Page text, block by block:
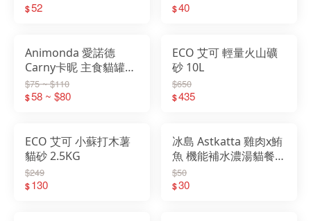
$52 $40
Animonda 愛諾德
Carny卡昵 主食貓罐頭
200g 阿曼達
$75 ~ $110
$58 ~ $80
ECO 艾可 輕量火山礦
砂 10L
$650
$435
ECO 艾可 小蘇打木薯
貓砂 2.5KG
$249
$130
冰島 Astkatta 雞肉x鮪
魚 機能補水濃湯貓餐包
40g
$50
$30